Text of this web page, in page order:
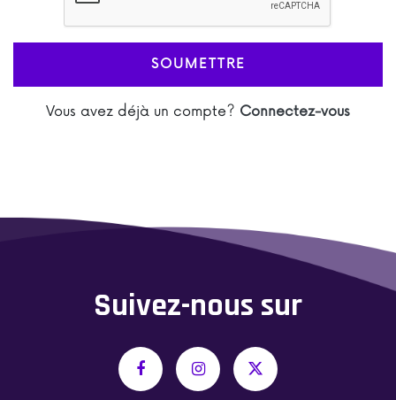
SOUMETTRE
Vous avez déjà un compte? Connectez-vous
Suivez-nous sur